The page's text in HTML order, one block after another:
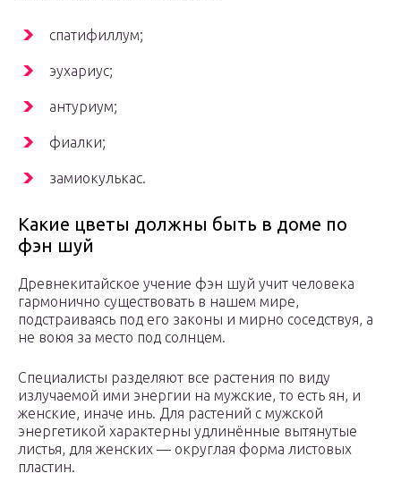
спатифиллум;
эухариус;
антуриум;
фиалки;
замиокулькас.
Какие цветы должны быть в доме по
фэн шуй
Древнекитайское учение фэн шуй учит человека
гармонично существовать в нашем мире,
подстраиваясь под его законы и мирно соседствуя, а
не воюя за место под солнцем.
Специалисты разделяют все растения по виду
излучаемой ими энергии на мужские, то есть ян, и
женские, иначе инь. Для растений с мужской
энергетикой характерны удлинённые вытянутые
листья, для женских — округлая форма листовых
пластин.